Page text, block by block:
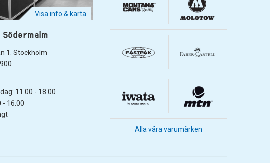
Visa info & karta
1. Stockholm
11.00 - 18.00
- 16.00
Alla våra varumärken